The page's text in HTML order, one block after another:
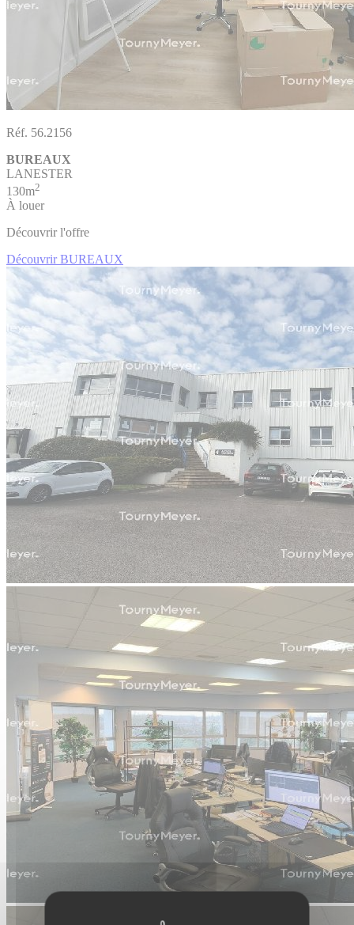
Réf. 56.2156
BUREAUX
LANESTER
130m2
À louer
Découvrir l'offre
Découvrir BUREAUX